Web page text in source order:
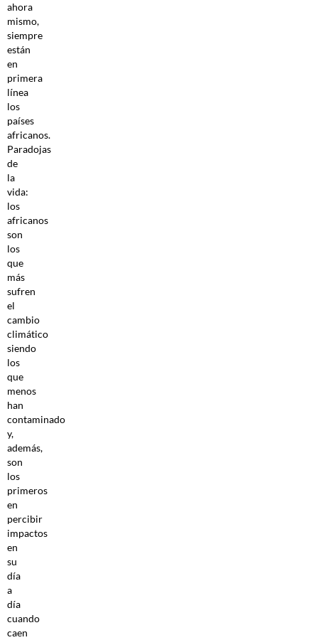
ahora
mismo,
siempre
están
en
primera
línea
los
países
africanos.
Paradojas
de
la
vida:
los
africanos
son
los
que
más
sufren
el
cambio
climático
siendo
los
que
menos
han
contaminado
y,
además,
son
los
primeros
en
percibir
impactos
en
su
día
a
día
cuando
caen